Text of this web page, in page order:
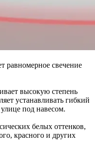
равномерное свечение
высокую степень
устанавливать гибкий
под навесом.
белых оттенков,
красного и других